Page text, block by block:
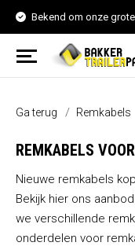
Bekend om onze
Ga terug Remkabels
REMKABELS
Nieuwe remkabels
Bekijk hier ons
we verschillende
onderdelen voor